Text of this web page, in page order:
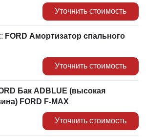
Уточнить стоимость
:: FORD Амортизатор спального
Уточнить стоимость
Бак ADBLUE (высокая
FORD F-MAX
Уточнить стоимость